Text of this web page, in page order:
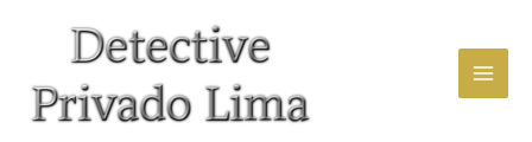
contenido